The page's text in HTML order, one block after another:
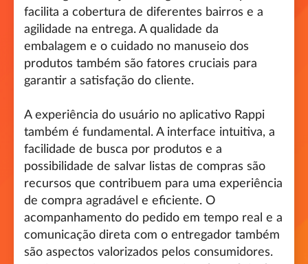
facilita a cobertura de diferentes bairros e a
agilidade na entrega. A qualidade da
embalagem e o cuidado no manuseio dos
produtos também são fatores cruciais para
garantir a satisfação do cliente.
A experiência do usuário no aplicativo Rappi
também é fundamental. A interface intuitiva, a
facilidade de busca por produtos e a
possibilidade de salvar listas de compras são
recursos que contribuem para uma experiência
de compra agradável e eficiente. O
acompanhamento do pedido em tempo real e a
comunicação direta com o entregador também
são aspectos valorizados pelos consumidores.